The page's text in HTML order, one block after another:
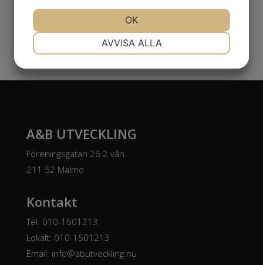
A&B UTVECKLING
Föreningsgatan 26 2 vån
211 52 Malmö
Kontakt
Tel: 010-1501213
Lokalt: 010-1501213
Email: info@abutveckling.nu
MARKNADSFÖRING STATISTIK
AVVISA ALLA
OK